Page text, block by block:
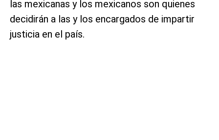
las mexicanas y los mexicanos son quienes
decidirán a las y los encargados de impartir
justicia en el país.